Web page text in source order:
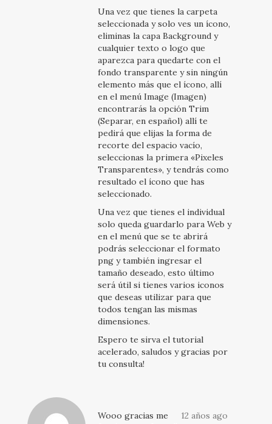
Una vez que tienes la carpeta
seleccionada y solo ves un ícono,
eliminas la capa Background y
cualquier texto o logo que
aparezca para quedarte con el
fondo transparente y sin ningún
elemento más que el ícono, allí
en el menú Image (Imagen)
encontrarás la opción Trim
(Separar, en español) allí te
pedirá que elijas la forma de
recorte del espacio vacío,
seleccionas la primera «Pixeles
Transparentes», y tendrás como
resultado el ícono que has
seleccionado.
Una vez que tienes el individual
solo queda guardarlo para Web y
en el menú que se te abrirá
podrás seleccionar el formato
png y también ingresar el
tamaño deseado, esto último
será útil si tienes varios iconos
que deseas utilizar para que
todos tengan las mismas
dimensiones.
Espero te sirva el tutorial
acelerado, saludos y gracias por
tu consulta!
12 años ago
Wooo gracias me